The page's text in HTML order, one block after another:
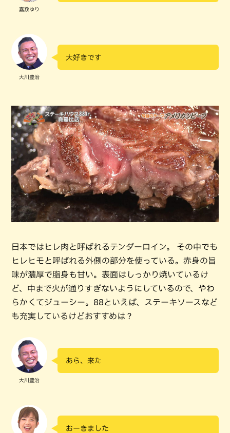
嘉数ゆり
大川豊治
大好きです
日本ではヒレ肉と呼ばれるテンダーロイン。 その中でも
ヒレヒモと呼ばれる外側の部分を使っている。赤身の旨
味が濃厚で脂身も甘い。表面はしっかり焼いているけ
ど、中まで火が通りすぎないようにしているので、やわ
らかくてジューシー。88といえば、ステーキソースなど
も充実しているけどおすすめは？
大川豊治
あら、来た
おーきました